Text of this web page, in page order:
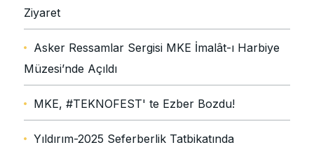
Ziyaret
Asker Ressamlar Sergisi MKE İmalât-ı Harbiye
Müzesi’nde Açıldı
MKE, #TEKNOFEST' te Ezber Bozdu!
Yıldırım-2025 Seferberlik Tatbikatında